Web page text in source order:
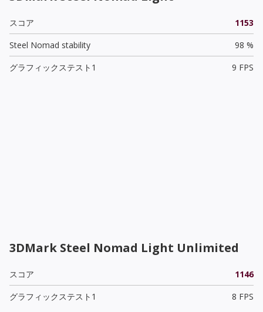
スコア
1153
Steel Nomad stability
98 %
グラフィックステスト1
9 FPS
3DMark Steel Nomad Light Unlimited
スコア
1146
グラフィックステスト1
8 FPS